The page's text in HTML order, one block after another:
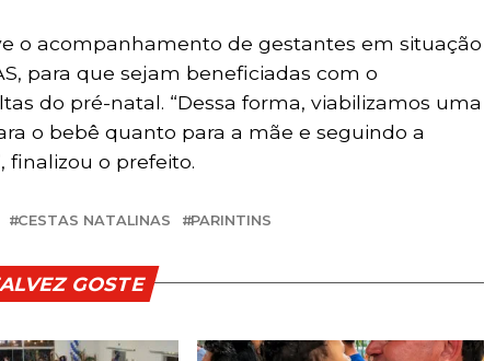
o acompanhamento de gestantes em situação
para que sejam beneficiadas com o
do pré-natal. “Dessa forma, viabilizamos uma
o bebê quanto para a mãe e seguindo a
finalizou o prefeito.
CESTAS NATALINAS PARINTINS
GOSTE